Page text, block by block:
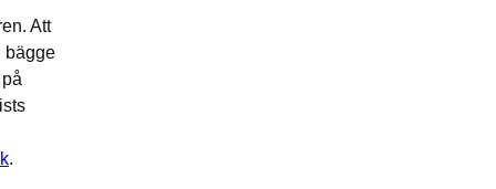
Att
bägge
.